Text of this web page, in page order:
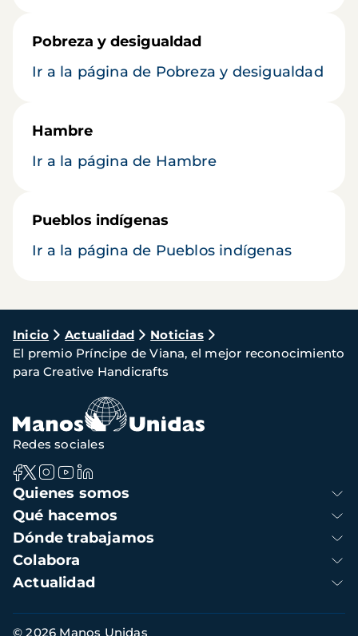
Pobreza y desigualdad
Ir a la página de Pobreza y desigualdad
Hambre
Ir a la página de Hambre
Pueblos indígenas
Ir a la página de Pueblos indígenas
Ruta
de
navegación
Inicio Actualidad
Noticias
El premio Príncipe de Viana, el mejor reconocimiento
para Creative Handicrafts
Navegación
principal
Quienes somos
Qué hacemos
Dónde trabajamos
Colabora
Actualidad
Redes sociales
Información
© 2026 Manos Unidas